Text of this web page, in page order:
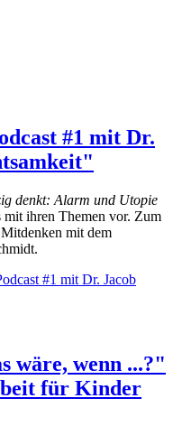
#1 mit Dr.
denkt: Alarm und Utopie
ihren Themen vor. Zum
mit dem
#1 mit Dr. Jacob
wäre, wenn ...?"
für Kinder